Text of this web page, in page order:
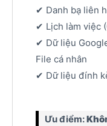
✔ Danh bạ liên
✔ Lịch làm việc
✔ Dữ liệu
File cá nhân
✔ Dữ liệu đính
Ưu điểm: